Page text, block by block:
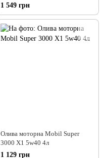
1 549 грн
Олива моторна Mobil Super
3000 X1 5w40 4л
1 129 грн